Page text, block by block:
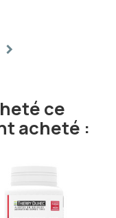
chevron_right
ce
acheté :